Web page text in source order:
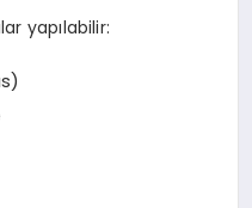
yapılabilir: